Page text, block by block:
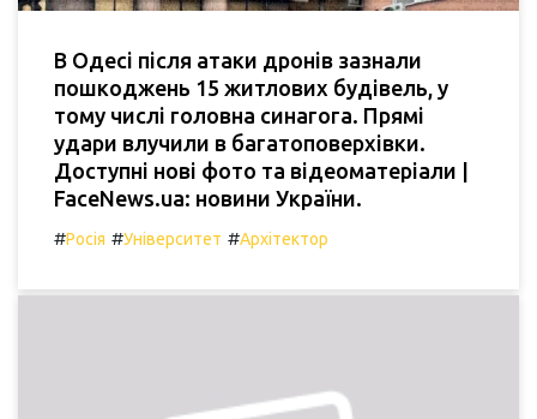
В Одесі після атаки дронів зазнали
пошкоджень 15 житлових будівель, у
тому числі головна синагога. Прямі
удари влучили в багатоповерхівки.
Доступні нові фото та відеоматеріали |
FaceNews.ua: новини України.
#Росія #Університет #Архітектор